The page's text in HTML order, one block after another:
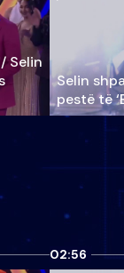
Selin
Selin
pestë të
02:56